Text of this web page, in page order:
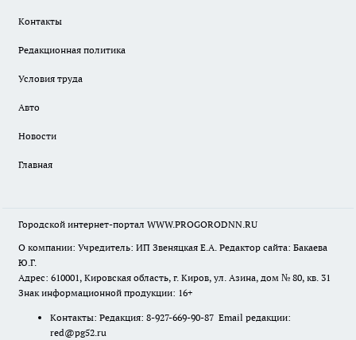
Контакты
Редакционная политика
Условия труда
Авто
Новости
Главная
Городской интернет-портал WWW.PROGORODNN.RU
О компании: Учредитель: ИП Звеняцкая Е.А. Редактор сайта: Бакаева
Ю.Г.
Адрес: 610001, Кировская область, г. Киров, ул. Азина, дом № 80, кв. 31
Знак информационной продукции: 16+
Контакты: Редакция: 8-927-669-90-87 Email редакции:
red@pg52.ru